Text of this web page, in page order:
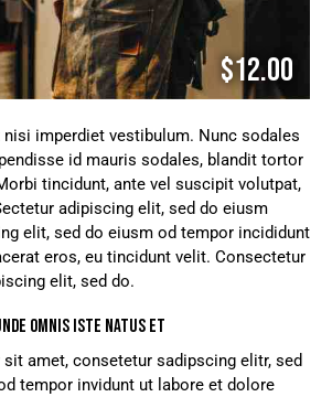
$12.00
imperdiet vestibulum. Nunc sodales
id mauris sodales, blandit tortor
tincidunt, ante vel suscipit volutpat,
adipiscing elit, sed do eiusm
elit, sed do eiusm od tempor incididunt
eros, eu tincidunt velit. Consectetur
elit, sed do.
OMNIS ISTE NATUS ET
amet, consetetur sadipscing elitr, sed
tempor invidunt ut labore et dolore